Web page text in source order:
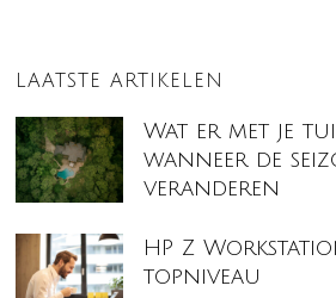
LAATSTE ARTIKELEN
Wat er met je
wanneer de
veranderen
HP Z
topniveau